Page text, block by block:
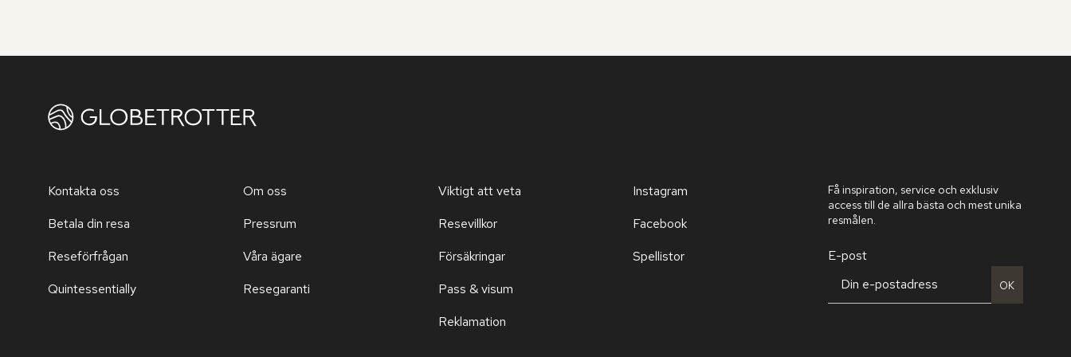
Kontakta oss
Betala din resa
Reseförfrågan
Quintessentially
Om oss
Pressrum
Våra ägare
Resegaranti
Viktigt att veta
Resevillkor
Försäkringar
Pass & visum
Reklamation
Instagram
Facebook
Spellistor
Få inspiration, service och exklusiv
access till de allra bästa och mest unika
resmålen.
E-post
OK